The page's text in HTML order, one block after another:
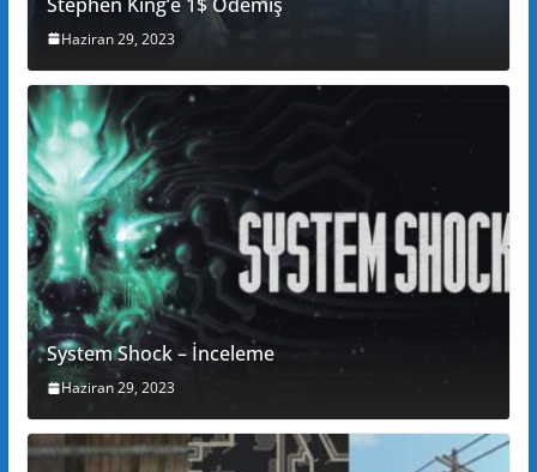
Haziran 29, 2023
System Shock – İnceleme
Haziran 29, 2023